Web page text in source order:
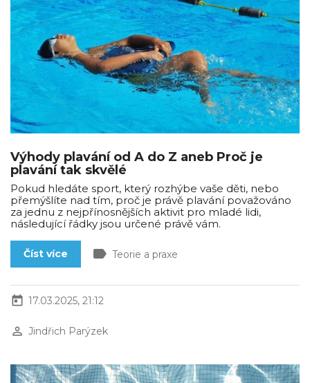
Výhody plavání od A do Z aneb Proč je
plavání tak skvělé
Pokud hledáte sport, který rozhýbe vaše děti, nebo
přemýšlíte nad tím, proč je právě plavání považováno
za jednu z nejpřínosnějších aktivit pro mladé lidi,
následující řádky jsou určené právě vám.
Číst více label Teorie a praxe
today 17.03.2025, 21:12
perm_identity Jindřich Parýzek